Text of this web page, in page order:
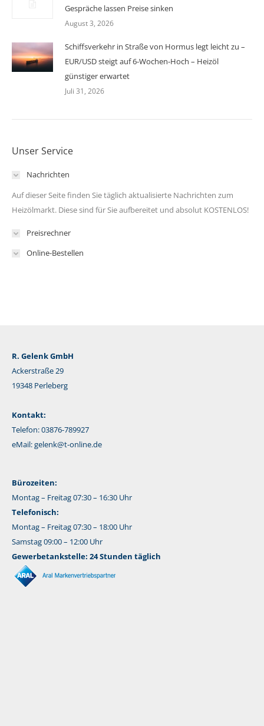
Gespräche lassen Preise sinken
August 3, 2026
Schiffsverkehr in Straße von Hormus legt leicht zu –
EUR/USD steigt auf 6-Wochen-Hoch – Heizöl
günstiger erwartet
Juli 31, 2026
Unser Service
Nachrichten
Auf dieser Seite finden Sie täglich aktualisierte Nachrichten zum
Heizölmarkt. Diese sind für Sie aufbereitet und absolut KOSTENLOS!
Preisrechner
Online-Bestellen
R. Gelenk GmbH
Ackerstraße 29
19348 Perleberg
Kontakt:
Telefon: 03876-789927
eMail:gelenk@t-online.de
Bürozeiten:
Montag – Freitag 07:30 – 16:30 Uhr
Telefonisch:
Montag – Freitag 07:30 – 18:00 Uhr
Samstag 09:00 – 12:00 Uhr
Gewerbetankstelle: 24 Stunden täglich